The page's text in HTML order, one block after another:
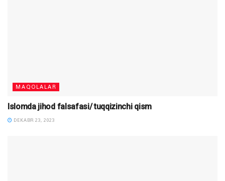
MAQOLALAR
Islomda jihod falsafasi/ tuqqizinchi qism
DEKABR 23, 2023